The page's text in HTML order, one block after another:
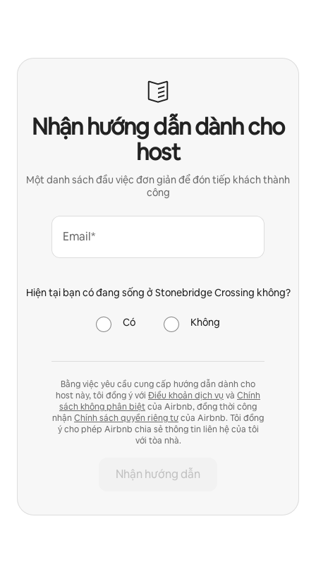
Nhận hướng dẫn dành cho
host
Một danh sách đầu việc đơn giản để đón tiếp khách thành
công
Email*
Hiện tại bạn có đang sống ở Stonebridge Crossing không?
Có Không
Bằng việc yêu cầu cung cấp hướng dẫn dành cho
host này, tôi đồng ý với Điều khoản dịch vụ và Chính
sách không phân biệtcủa Airbnb, đồng thời công
nhận Chính sách quyền riêng tưcủa Airbnb. Tôi đồng
ý cho phép Airbnb chia sẻ thông tin liên hệ của tôi
với tòa nhà.
Nhận hướng dẫn